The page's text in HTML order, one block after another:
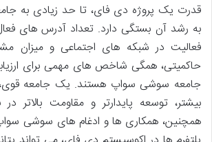
قدرت یک پروژه دی فای، تا حد زیادی به
به رشد آن بستگی دارد. تعداد آدرس های
فعالیت در شبکه های اجتماعی و میزان
حاکمیتی، همگی شاخص های مهمی برای
جامعه سوشی سواپ هستند. یک جامعه قوی،
بیشتر، توسعه پایدارتر و مقاومت بالاتر
همچنین، همکاری ها و ادغام های سوشی سواپ